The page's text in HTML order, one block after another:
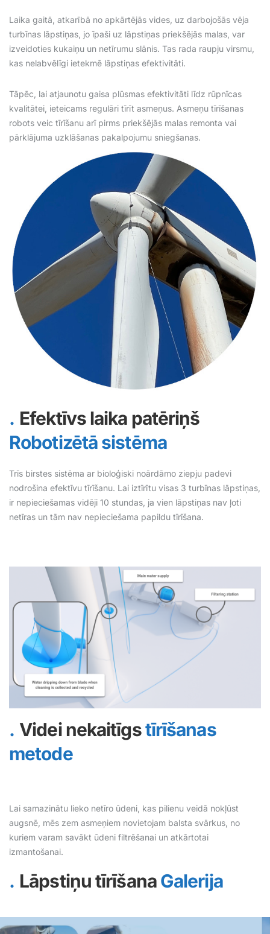
Laika gaitā, atkarībā no apkārtējās vides, uz darbojošās vēja
turbīnas lāpstiņas, jo īpaši uz lāpstiņas priekšējās malas, var
izveidoties kukaiņu un netīrumu slānis. Tas rada raupju virsmu,
kas nelabvēlīgi ietekmē lāpstiņas efektivitāti.
Tāpēc, lai atjaunotu gaisa plūsmas efektivitāti līdz rūpnīcas
kvalitātei, ieteicams regulāri tīrīt asmeņus. Asmeņu tīrīšanas
robots veic tīrīšanu arī pirms priekšējās malas remonta vai
pārklājuma uzklāšanas pakalpojumu sniegšanas.
Efektīvs laika patēriņš
Robotizētā sistēma
Trīs birstes sistēma ar bioloģiski noārdāmo ziepju padevi
nodrošina efektīvu tīrīšanu. Lai iztīrītu visas 3 turbīnas lāpstiņas,
ir nepieciešamas vidēji 10 stundas, ja vien lāpstiņas nav ļoti
netīras un tām nav nepieciešama papildu tīrīšana.
Videi nekaitīgstīrīšanas
metode
Lai samazinātu lieko netīro ūdeni, kas pilienu veidā nokļūst
augsnē, mēs zem asmeņiem novietojam balsta svārkus, no
kuriem varam savākt ūdeni filtrēšanai un atkārtotai
izmantošanai.
Lāpstiņu tīrīšanaGalerija